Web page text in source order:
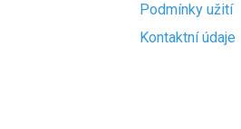
Podmínky užití
Kontaktní údaje